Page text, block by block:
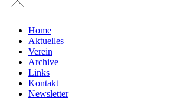
Home
Aktuelles
Verein
Archive
Links
Kontakt
Newsletter